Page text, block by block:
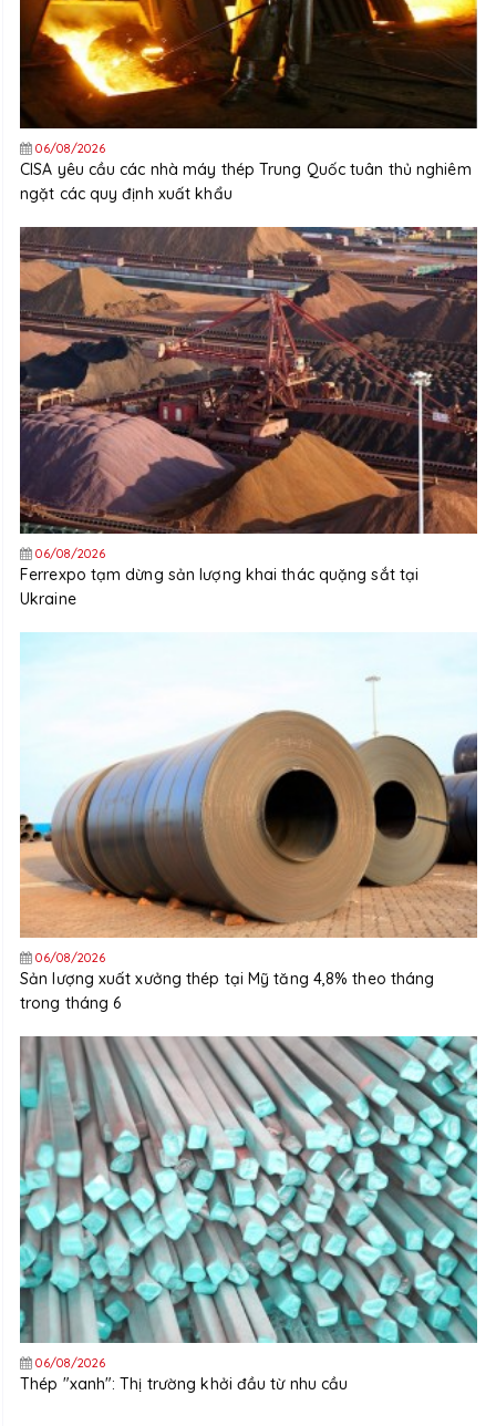
06/08/2026
CISA yêu cầu các nhà máy thép Trung Quốc tuân thủ nghiêm
ngặt các quy định xuất khẩu
06/08/2026
Ferrexpo tạm dừng sản lượng khai thác quặng sắt tại
Ukraine
06/08/2026
Sản lượng xuất xưởng thép tại Mỹ tăng 4,8% theo tháng
trong tháng 6
06/08/2026
Thép "xanh": Thị trường khởi đầu từ nhu cầu